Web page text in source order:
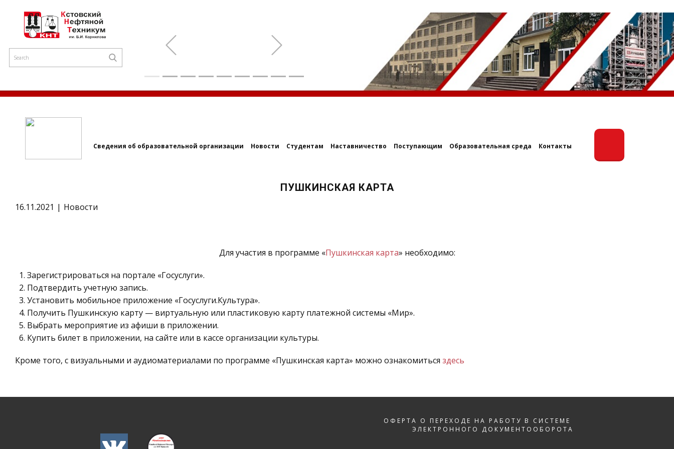
Сведения об образовательной организации Новости Студентам Наставничество Поступающим Образовательная среда Контакты
ПУШКИНСКАЯ КАРТА
16.11.2021 Новости
Для участия в программе «Пушкинская карта» необходимо:
Зарегистрироваться на портале «Госуслуги».
Подтвердить учетную запись.
Установить мобильное приложение «Госуслуги.Культура».
Получить Пушкинскую карту — виртуальную или пластиковую карту платежной системы «Мир».
Выбрать мероприятие из афиши в приложении.
Купить билет в приложении, на сайте или в кассе организации культуры.
Кроме того, с визуальными и аудиоматериалами по программе «Пушкинская карта» можно ознакомиться здесь
ОФЕРТА О ПЕРЕХОДЕ НА РАБОТУ В СИСТЕМЕ
ЭЛЕКТРОННОГО ДОКУМЕНТООБОРОТА